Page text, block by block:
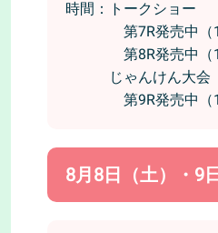
時間：トークショー
第7R発売中（13
第8R発売中（13
じゃんけん大会
第9R発売中（14
8月8日（土）・9